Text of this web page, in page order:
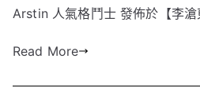
Arstin 人氣格鬥士 發佈於【李
Read More